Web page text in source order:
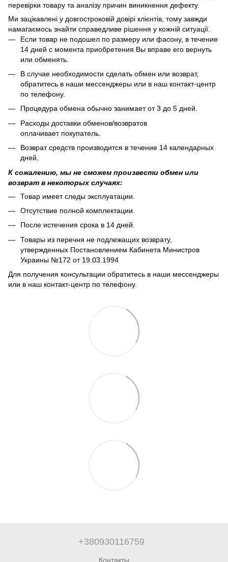
перевірки товару та аналізу причин виникнення дефекту.
Ми зацікавлені у довгостроковій довірі клієнтів, тому завжди
намагаємось знайти справедливе рішення у кожній ситуації.
Если товар не подошел по размеру или фасону, в течение
14 дней с момента приобретения Вы вправе его вернуть
или обменять.
В случае необходимости сделать обмен или возврат,
обратитесь в наши мессенджеры или в наш контакт-центр
по телефону.
Процедура обмена обычно занимает от 3 до 5 дней.
Расходы доставки обменов/возвратов
оплачивает покупатель.
Возврат средств производится в течение 14 календарных
дней.
К сожалению, мы не сможем произвести обмен или
возврат в некоторых случаях:
Товар имеет следы эксплуатации.
Отсутствие полной комплектации.
После истечения срока в 14 дней.
Товары из перечня не подлежащих возврату,
утвержденных Постановлением Кабинета Министров
Украины №172 от 19.03.1994
Для получения консультации обратитесь в наши мессенджеры
или в наш контакт-центр по телефону.
+380930116759
Контакты